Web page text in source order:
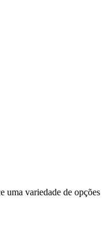
uma variedade de opções